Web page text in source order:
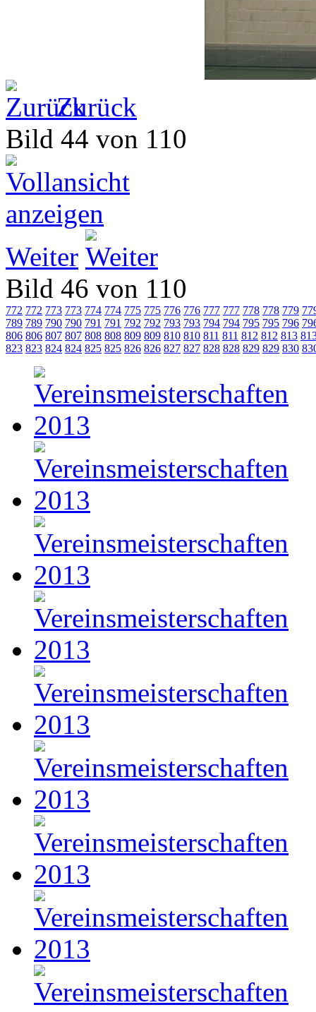
Zurück
Bild 44 von 110
Weiter
Bild 46 von 110
772 772 773 773 774 774 775 775 776 776 777 777 778 778 779
789 789 790 790 791 791 792 792 793 793 794 794 795 795 796
806 806 807 807 808 808 809 809 810 810 811 811 812 812 813
823 823 824 824 825 825 826 826 827 827 828 828 829 829 830